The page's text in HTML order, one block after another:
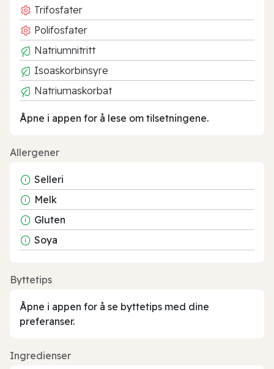
Trifosfater
Polifosfater
Natriumnitritt
Isoaskorbinsyre
Natriumaskorbat
Åpne i appen for å lese om tilsetningene.
Allergener
Selleri
Melk
Gluten
Soya
Byttetips
Åpne i appen for å se byttetips med dine
preferanser.
Ingredienser